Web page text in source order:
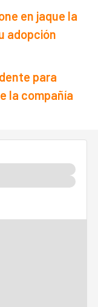
en jaque la
adopción
para
la compañía